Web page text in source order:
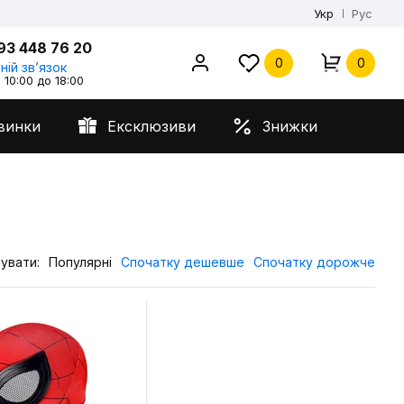
Укр Рус
448 76 20
звʼязок
до 18:00
0 0
Ексклюзиви Знижки
Популярні Спочатку дешевше Спочатку дорожче